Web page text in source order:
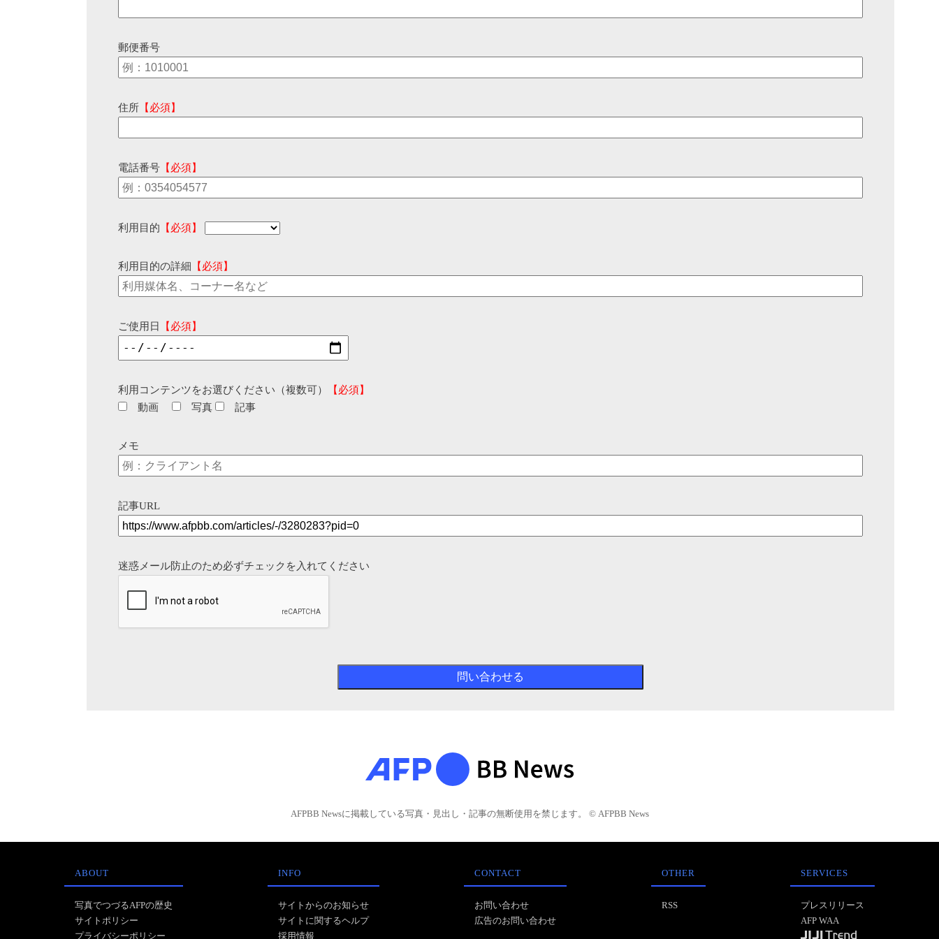
郵便番号
住所 【必須】
電話番号 【必須】
利用目的 【必須】
利用目的の詳細 【必須】
ご使用日 【必須】
利用コンテンツをお選びください（複数可）
【必須】
動画
写真 記事
メモ
記事URL
迷惑メール防止のため必ずチェックを入れてください
AFPBB Newsに掲載している写真・見出し・記事の無断使用を禁じます。 © AFPBB News
ABOUT
写真でつづるAFPの歴史
サイトポリシー
プライバシーポリシー
INFO
サイトからのお知らせ
サイトに関するヘルプ
採用情報
CONTACT
お問い合わせ
広告のお問い合わせ
OTHER
RSS
SERVICES
プレスリリース
AFP WAA